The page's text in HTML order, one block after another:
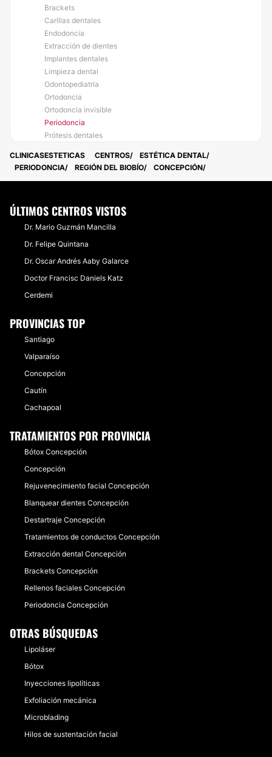
Brackets
Carillas dentales
Endodoncia
Extracción de dientes
Implantes dentales
Limpieza dental
Odontopediatría
Ortodoncia
Ortodoncia invisible
Periodoncia
Prótesis dentales
CLINICASESTETICAS CENTROS
ESTÉTICA DENTAL
PERIODONCIA
REGIÓN DEL BIOBÍO CONCEPCIÓN
ÚLTIMOS CENTROS VISTOS
Dr. Mario Guzmán Mancilla
Dr. Felipe Quintana
Dr. Oscar Andrés Aaby Galarce
Doctor Francisc Daniels Katz
Cerdemi
PROVINCIAS TOP
Santiago
Valparaíso
Concepción
Cautín
Cachapoal
TRATAMIENTOS POR PROVINCIA
Bótox Concepción
Concepción
Rejuvenecimiento facial Concepción
Blanquear dientes Concepción
Destartraje Concepción
Tratamientos de conductos Concepción
Extracción dental Concepción
Brackets Concepción
Rellenos faciales Concepción
Periodoncia Concepción
OTRAS BÚSQUEDAS
Lipoláser
Bótox
Inyecciones lipolíticas
Exfoliación mecánica
Microblading
Hilos de sustentación facial